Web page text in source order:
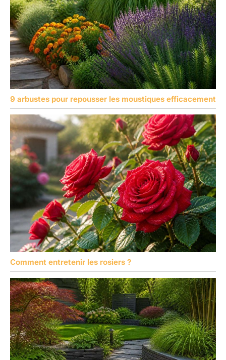
9 arbustes pour repousser les moustiques efficacement
Comment entretenir les rosiers ?